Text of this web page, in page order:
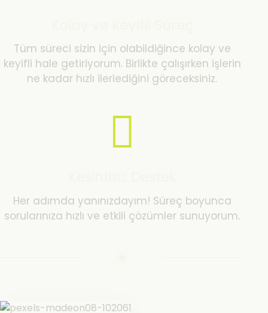
Tüm süreci sizin için olabildiğince kolay ve
keyifli hale getiriyorum. Birlikte çalışırken işlerin
ne kadar hızlı ilerlediğini göreceksiniz.
Her adımda yanınızdayım! Süreç boyunca
sorularınıza hızlı ve etkili çözümler sunuyorum.